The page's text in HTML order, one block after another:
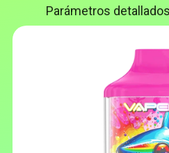
Parámetros